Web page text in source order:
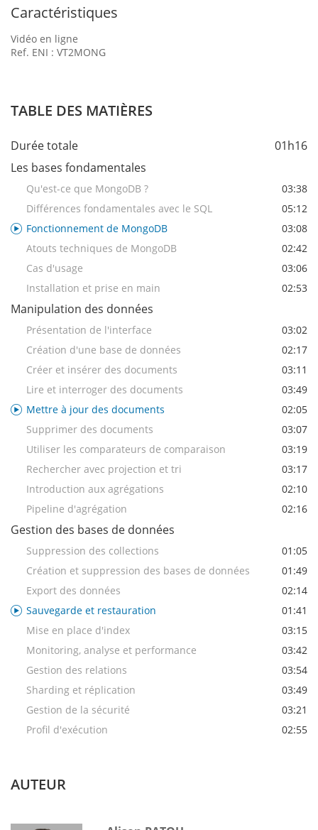
Caractéristiques
Vidéo en ligne
Ref. ENI : VT2MONG
TABLE DES MATIÈRES
Durée totale
01h16
Les bases fondamentales
Qu'est-ce que MongoDB ?
03:38
Différences fondamentales avec le SQL
05:12
Fonctionnement de MongoDB
03:08
Atouts techniques de MongoDB
02:42
Cas d'usage
03:06
Installation et prise en main
02:53
Manipulation des données
Présentation de l'interface
03:02
Création d'une base de données
02:17
Créer et insérer des documents
03:11
Lire et interroger des documents
03:49
Mettre à jour des documents
02:05
Supprimer des documents
03:07
Utiliser les comparateurs de comparaison
03:19
Rechercher avec projection et tri
03:17
Introduction aux agrégations
02:10
Pipeline d'agrégation
02:16
Gestion des bases de données
Suppression des collections
01:05
Création et suppression des bases de données
01:49
Export des données
02:14
Sauvegarde et restauration
01:41
Mise en place d'index
03:15
Monitoring, analyse et performance
03:42
Gestion des relations
03:54
Sharding et réplication
03:49
Gestion de la sécurité
03:21
Profil d'exécution
02:55
AUTEUR